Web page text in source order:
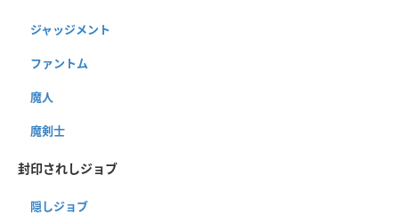
ジャッジメント
ファントム
魔人
魔剣士
封印されしジョブ
隠しジョブ